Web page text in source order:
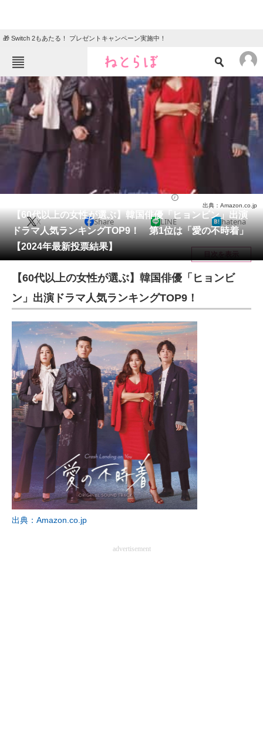
🎁 Switch 2もあたる！ プレゼントキャンペーン実施中！
ねとらぼメニュー
TOP ニュース
エンタメ クイズ
教育・育児
リサーチ
会員記事
メディア
注目記事を集めた総合ページ
進化するPCとデバイスの未来
好きが集まる 比べて選べる
ビジネスと働き方のヒント
AI活用のいまが分かる
企業ITのトレンドを詳説
経営リーダーのコミュニティ
マーケ×ITの今がよく分かる
ITエンジニア向け専門サイト
【60代以上の女性が選ぶ】韓国俳優「ヒョンビン」出演
ドラマ人気ランキングTOP9！ 第1位は「愛の不時着」
【2024年最新投票結果】
出典：Amazon.co.jp
X Share LINE hatena
目次を表示
【60代以上の女性が選ぶ】韓国俳優「ヒョンビ
ン」出演ドラマ人気ランキングTOP9！
出典：Amazon.co.jp
advertisement